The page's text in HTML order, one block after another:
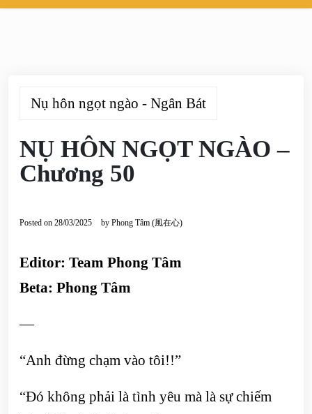
Nụ hôn ngọt ngào - Ngân Bát
NỤ HÔN NGỌT NGÀO –
Chương 50
Posted on 28/03/2025 by Phong Tâm (風在心)
Editor: Team Phong Tâm
Beta: Phong Tâm
—
“Anh đừng chạm vào tôi!!”
“Đó không phải là tình yêu mà là sự chiếm